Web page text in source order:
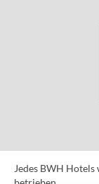
Jedes BWH